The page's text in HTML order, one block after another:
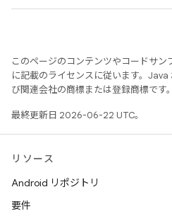
このページのコンテンツやコードサン
に記載のライセンスに従います。
び関連会社の商標または登録商標です。
最終更新日 2026-06-22 UTC。
リソース
Android リポジトリ
要件